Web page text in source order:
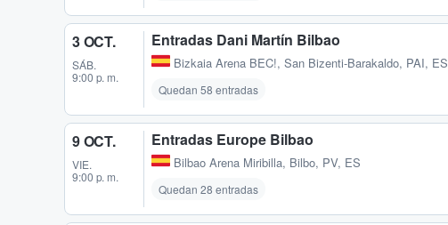
3 OCT.
SÁB.
9:00 p. m.
Entradas Dani Martín Bilbao
Bizkaia Arena BEC!, San Bizenti-Barakaldo, PAI, ES
Quedan 58 entradas
9 OCT.
VIE.
9:00 p. m.
Entradas Europe Bilbao
Bilbao Arena Miribilla, Bilbo, PV, ES
Quedan 28 entradas